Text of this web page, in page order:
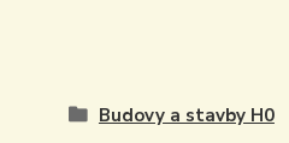
Budovy a stavby H0